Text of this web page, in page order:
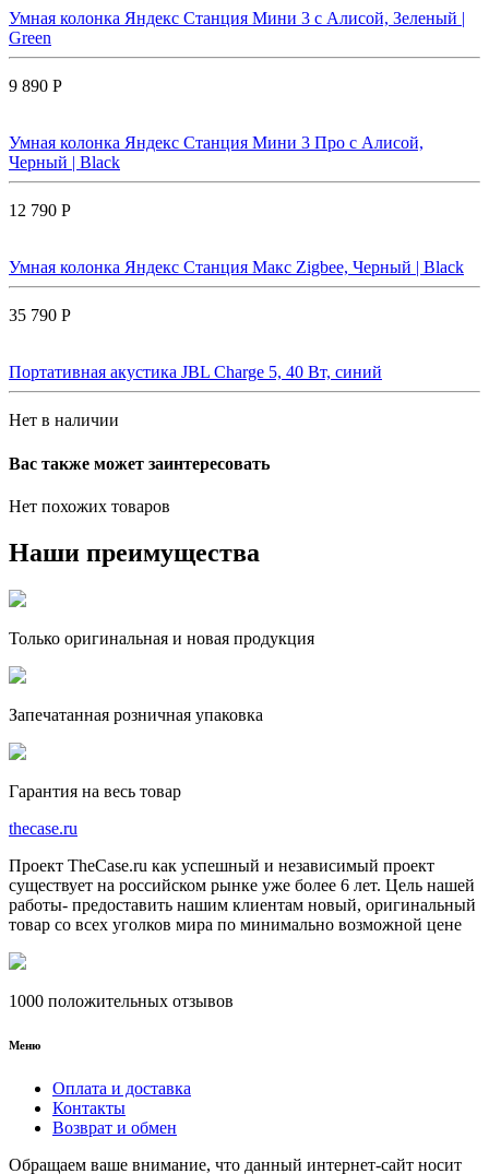
Умная колонка Яндекс Станция Мини 3 с Алисой, Зеленый |
Green
9 890 Р
Умная колонка Яндекс Станция Мини 3 Про с Алисой,
Черный | Black
12 790 Р
Умная колонка Яндекс Станция Макс Zigbee, Черный | Black
35 790 Р
Портативная акустика JBL Charge 5, 40 Вт, синий
Нет в наличии
Вас также может заинтересовать
Нет похожих товаров
Наши преимущества
Только оригинальная и новая продукция
Запечатанная розничная упаковка
Гарантия на весь товар
thecase.ru
Проект TheCase.ru как успешный и независимый проект
существует на российском рынке уже более 6 лет. Цель нашей
работы- предоставить нашим клиентам новый, оригинальный
товар со всех уголков мира по минимально возможной цене
1000 положительных отзывов
Меню
Оплата и доставка
Контакты
Возврат и обмен
Обращаем ваше внимание, что данный интернет-сайт носит